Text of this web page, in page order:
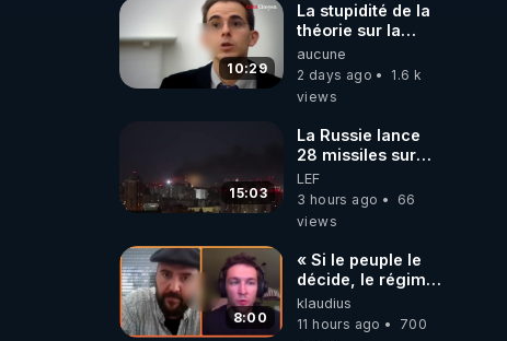
10:29
La stupidité de la
théorie sur la
responsabilité de
l’homme
concernant le
carbone.
aucune
2 days ago
1.6 k
views
15:03
La Russie lance
28 missiles sur
Kiev, l'attaque
révèle la faiblesse
de Kiev
LEF
3 hours ago
66
views
8:00
« Si le peuple le
décide, le régime
peut tomber
demain ! »
klaudius
11 hours ago
700